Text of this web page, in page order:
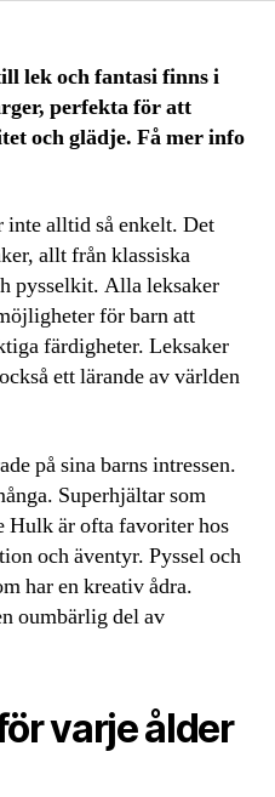
lek och fantasi finns i
perfekta för att
och glädje. Få mer info
alltid så enkelt. Det
allt från klassiska
pysselkit. Alla leksaker
för barn att
färdigheter. Leksaker
ett lärande av världen
på sina barns intressen.
Superhjältar som
Hulk är ofta favoriter hos
och äventyr. Pyssel och
har en kreativ ådra.
oumbärlig del av
varje ålder